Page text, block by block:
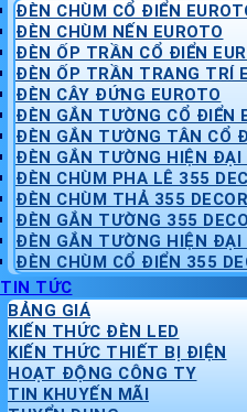
ĐÈN CHÙM CỔ ĐIỂN
ĐÈN CHÙM NẾN EUROTO
ĐÈN ỐP TRẦN CỔ ĐIỂN
ĐÈN ỐP TRẦN TRANG TRÍ
ĐÈN CÂY ĐỨNG EUROTO
ĐÈN GẮN TƯỜNG CỔ ĐIỂN
ĐÈN GẮN TƯỜNG TÂN CỔ
ĐÈN GẮN TƯỜNG HIỆN ĐẠI
ĐÈN CHÙM PHA LÊ 355
ĐÈN CHÙM THẢ 355 DECOR
ĐÈN GẮN TƯỜNG 355
ĐÈN GẮN TƯỜNG HIỆN ĐẠI
ĐÈN CHÙM CỔ ĐIỂN 355
TIN TỨC
BẢNG GIÁ
KIẾN THỨC ĐÈN LED
KIẾN THỨC THIẾT BỊ ĐIỆN
HOẠT ĐỘNG CÔNG TY
TIN KHUYẾN MÃI